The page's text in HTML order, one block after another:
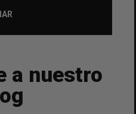
a nuestro